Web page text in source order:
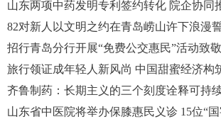
82对新人以文明之约在青岛崂山许下浪漫
招行青岛分行开展“免费公交惠民”活动致
旅行领证成年轻人新风尚 中国甜蜜经济构
齐鲁制药：长期主义的三个刻度诠释可持